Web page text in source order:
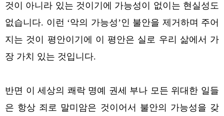
것이 아니라 있는 것이기에 가능성이 없이는 현실성도
없습니다. 이런 ‘악의 가능성’인 불안을 제거하며 주어
지는 것이 평안이기에 이 평안은 실로 우리 삶에서 가
장 가치 있는 것입니다.
반면 이 세상의 쾌락 명예 권세 부나 모든 위대한 일들
은 항상 죄로 말미암은 것이어서 불안의 가능성을 갖